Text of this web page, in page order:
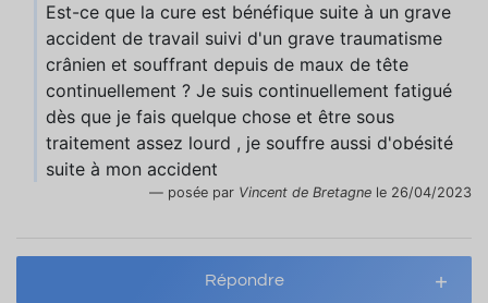
Est-ce que la cure est bénéfique suite à un grave
accident de travail suivi d'un grave traumatisme
crânien et souffrant depuis de maux de tête
continuellement ? Je suis continuellement fatigué
dès que je fais quelque chose et être sous
traitement assez lourd , je souffre aussi d'obésité
suite à mon accident
posée par Vincent de Bretagne le 26/04/2023
Répondre